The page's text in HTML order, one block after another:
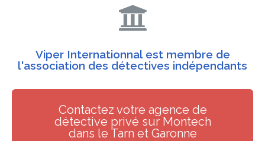
Viper Internationnal est membre de
l'association des détectives indépendants
Contactez votre agence de
détective privé sur Montech
dans le Tarn et Garonne